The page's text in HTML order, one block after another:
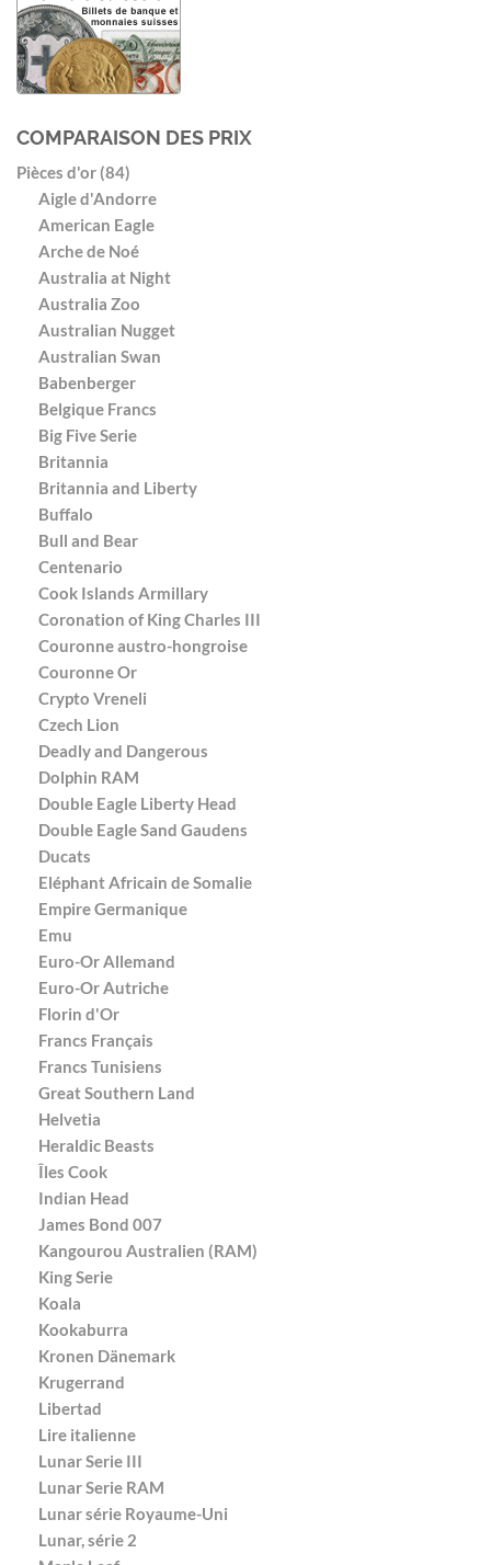
COMPARAISON DES PRIX
Pièces d'or (84)
Aigle d'Andorre
American Eagle
Arche de Noé
Australia at Night
Australia Zoo
Australian Nugget
Australian Swan
Babenberger
Belgique Francs
Big Five Serie
Britannia
Britannia and Liberty
Buffalo
Bull and Bear
Centenario
Cook Islands Armillary
Coronation of King Charles III
Couronne austro-hongroise
Couronne Or
Crypto Vreneli
Czech Lion
Deadly and Dangerous
Dolphin RAM
Double Eagle Liberty Head
Double Eagle Sand Gaudens
Ducats
Eléphant Africain de Somalie
Empire Germanique
Emu
Euro-Or Allemand
Euro-Or Autriche
Florin d'Or
Francs Français
Francs Tunisiens
Great Southern Land
Helvetia
Heraldic Beasts
Îles Cook
Indian Head
James Bond 007
Kangourou Australien (RAM)
King Serie
Koala
Kookaburra
Kronen Dänemark
Krugerrand
Libertad
Lire italienne
Lunar Serie III
Lunar Serie RAM
Lunar série Royaume-Uni
Lunar, série 2